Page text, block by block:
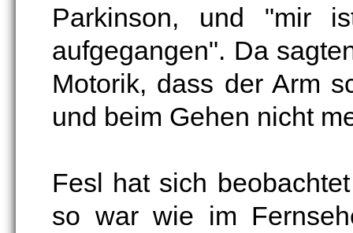
Parkinson, und "mir
aufgegangen". Da
Motorik, dass der Arm
und beim Gehen nicht
Fesl hat sich
so war wie im